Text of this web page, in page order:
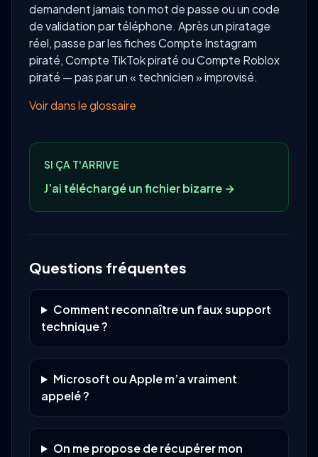
demandent jamais ton mot de passe ou un code
de validation par téléphone. Après un piratage
réel, passe par les fiches Compte Instagram
piraté, Compte TikTok piraté ou Compte Roblox
piraté — pas par un « technicien » improvisé.
Voir dans le glossaire
SI ÇA T'ARRIVE
J’ai téléchargé un fichier bizarre →
Questions fréquentes
Comment reconnaître un faux support
technique ?
Microsoft ou Apple m’a vraiment
appelé ?
On me propose de récupérer mon